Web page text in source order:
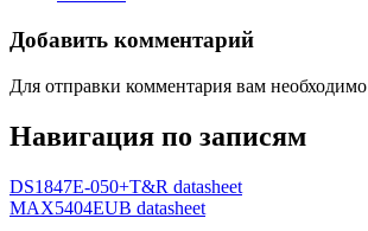
Добавить комментарий
Для отправки комментария вам необходимо
Навигация по записям
DS1847E-050+T&R datasheet
MAX5404EUB datasheet